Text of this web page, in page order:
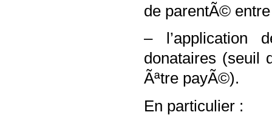
de parentÃ©
– l’application
donataires (seuil
Ãªtre payÃ©).
En particulier :